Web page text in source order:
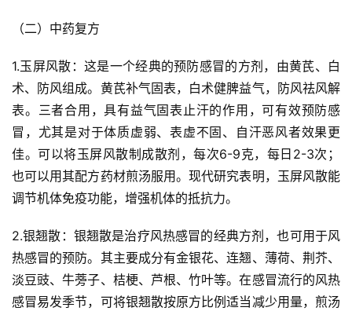
（二）中药复方
1.玉屏风散：这是一个经典的预防感冒的方剂，由黄芪、白
术、防风组成。黄芪补气固表，白术健脾益气，防风祛风解
表。三者合用，具有益气固表止汗的作用，可有效预防感
冒，尤其是对于体质虚弱、表虚不固、自汗恶风者效果更
佳。可以将玉屏风散制成散剂，每次6-9克，每日2-3次；
也可以用其配方药材煎汤服用。现代研究表明，玉屏风散能
调节机体免疫功能，增强机体的抵抗力。
2.银翘散：银翘散是治疗风热感冒的经典方剂，也可用于风
热感冒的预防。其主要成分有金银花、连翘、薄荷、荆芥、
淡豆豉、牛蒡子、桔梗、芦根、竹叶等。在感冒流行的风热
感冒易发季节，可将银翘散按原方比例适当减少用量，煎汤